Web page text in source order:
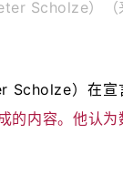
Scholze）（
Scholze）在宣
的内容。他认为